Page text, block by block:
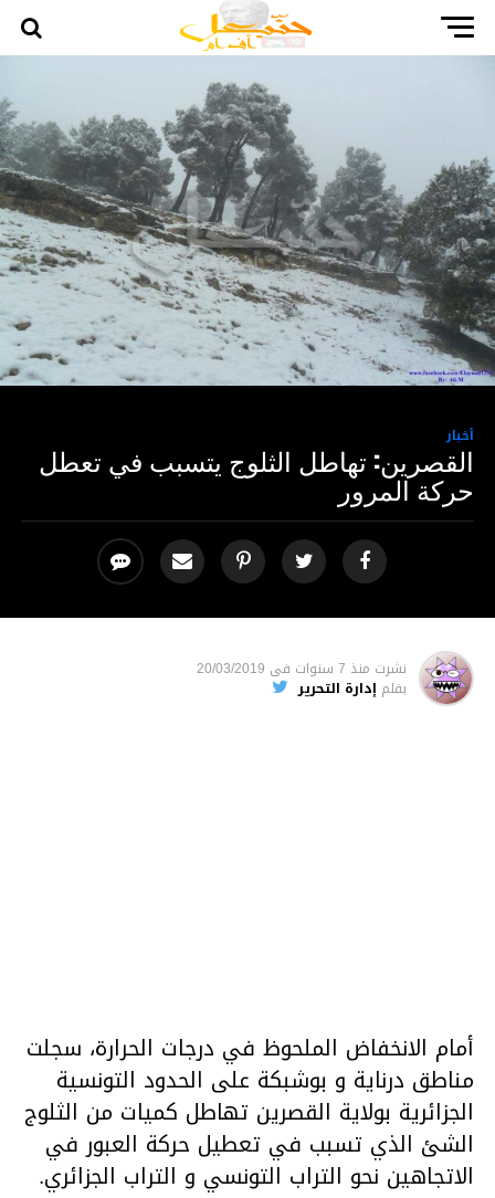
أخبار
القصرين: تهاطل الثلوج يتسبب في تعطل
حركة المرور
نشرت منذ 7 سنوات فى 20/03/2019
بقلم إدارة التحرير
أمام الانخفاض الملحوظ في درجات الحرارة، سجلت
مناطق درناية و بوشبكة على الحدود التونسية
الجزائرية بولاية القصرين تهاطل كميات من الثلوج
الشئ الذي تسبب في تعطيل حركة العبور في
الاتجاهين نحو التراب التونسي و التراب الجزائري.